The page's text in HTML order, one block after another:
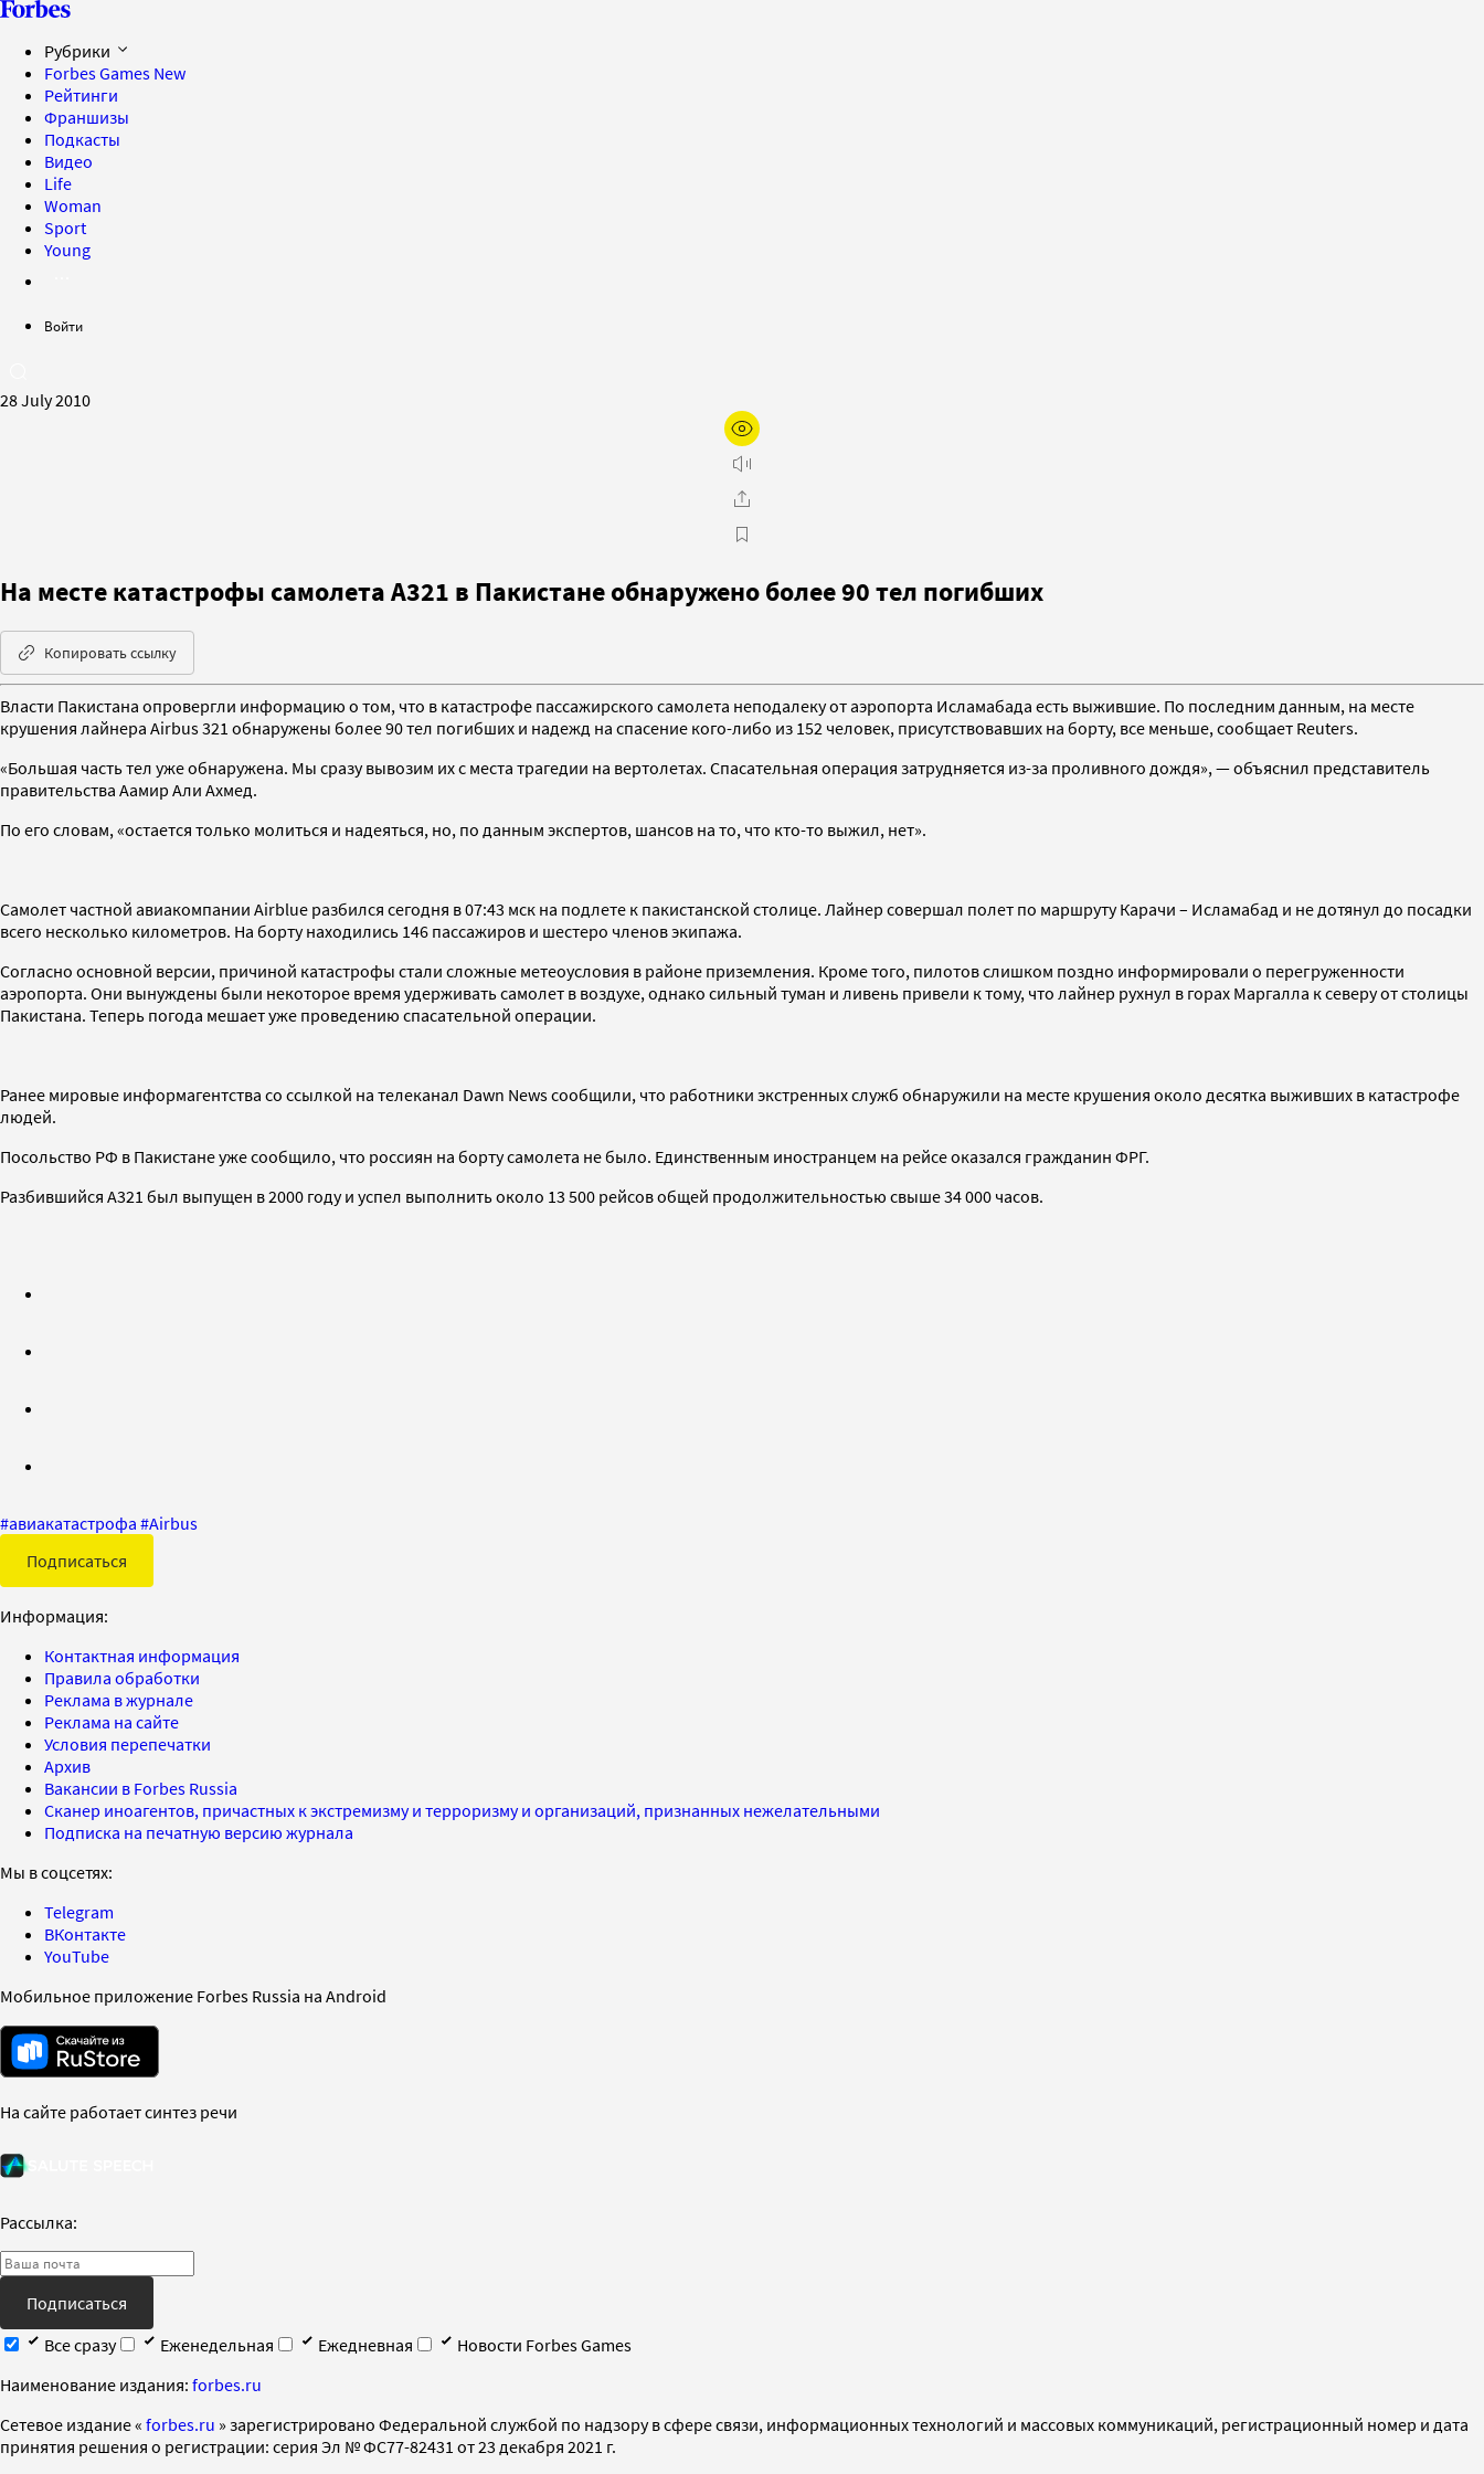
Рубрики
Forbes Games New
Рейтинги
Франшизы
Подкасты
Видео
Life
Woman
Sport
Young
Войти
28 July 2010
На месте катастрофы самолета A321 в Пакистане обнаружено более 90 тел погибших
Копировать ссылку
Власти Пакистана опровергли информацию о том, что в катастрофе пассажирского самолета неподалеку от аэропорта Исламабада есть выжившие. По последним данным, на месте
крушения лайнера Airbus 321 обнаружены более 90 тел погибших и надежд на спасение кого-либо из 152 человек, присутствовавших на борту, все меньше, сообщает Reuters.
«Большая часть тел уже обнаружена. Мы сразу вывозим их с места трагедии на вертолетах. Спасательная операция затрудняется из-за проливного дождя», — объяснил представитель
правительства Аамир Али Ахмед.
По его словам, «остается только молиться и надеяться, но, по данным экспертов, шансов на то, что кто-то выжил, нет».
Самолет частной авиакомпании Airblue разбился сегодня в 07:43 мск на подлете к пакистанской столице. Лайнер совершал полет по маршруту Карачи – Исламабад и не дотянул до посадки
всего несколько километров. На борту находились 146 пассажиров и шестеро членов экипажа.
Согласно основной версии, причиной катастрофы стали сложные метеоусловия в районе приземления. Кроме того, пилотов слишком поздно информировали о перегруженности
аэропорта. Они вынуждены были некоторое время удерживать самолет в воздухе, однако сильный туман и ливень привели к тому, что лайнер рухнул в горах Маргалла к северу от столицы
Пакистана. Теперь погода мешает уже проведению спасательной операции.
Ранее мировые информагентства со ссылкой на телеканал Dawn News сообщили, что работники экстренных служб обнаружили на месте крушения около десятка выживших в катастрофе
людей.
Посольство РФ в Пакистане уже сообщило, что россиян на борту самолета не было. Единственным иностранцем на рейсе оказался гражданин ФРГ.
Разбившийся А321 был выпущен в 2000 году и успел выполнить около 13 500 рейсов общей продолжительностью свыше 34 000 часов.
#авиакатастрофа #Airbus
Подписаться
Информация:
Контактная информация
Правила обработки
Реклама в журнале
Реклама на сайте
Условия перепечатки
Архив
Вакансии в Forbes Russia
Сканер иноагентов, причастных к экстремизму и терроризму и организаций, признанных нежелательными
Подписка на печатную версию журнала
Мы в соцсетях:
Telegram
ВКонтакте
YouTube
Мобильное приложение Forbes Russia на Android
На сайте работает синтез речи
Рассылка:
Подписаться
Все сразу
Еженедельная Ежедневная
Новости Forbes Games
Наименование издания: forbes.ru
Cетевое издание « forbes.ru » зарегистрировано Федеральной службой по надзору в сфере связи, информационных технологий и массовых коммуникаций, регистрационный номер и дата
принятия решения о регистрации: серия Эл № ФС77-82431 от 23 декабря 2021 г.